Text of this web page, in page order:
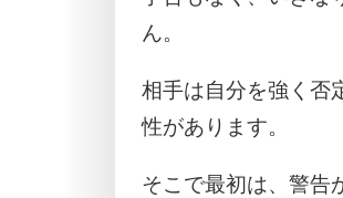
ん。
相手は自分を強く否
性があります。
そこで最初は、警告